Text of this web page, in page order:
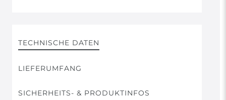
TECHNISCHE DATEN
LIEFERUMFANG
SICHERHEITS- & PRODUKTINFOS